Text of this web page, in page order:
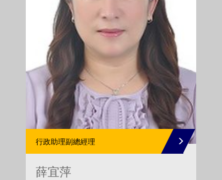
行政助理副總經理
薛宜萍